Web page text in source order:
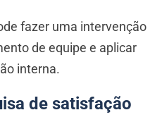
fazer uma intervenção
de equipe e aplicar
interna.
de satisfação